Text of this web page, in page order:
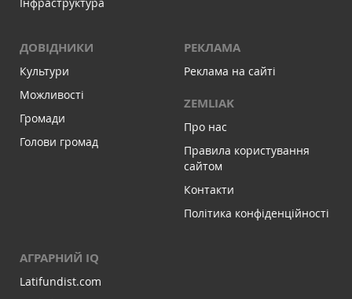
Інфраструктура
ДОВІДНИКИ
Культури
Можливості
Громади
Голови громад
РЕКЛАМА
Реклама на сайті
ZEMLIAK
Про нас
Правила користування
сайтом
Контакти
Політика конфіденційності
АГРАРНИЙ IQ
Latifundist.com